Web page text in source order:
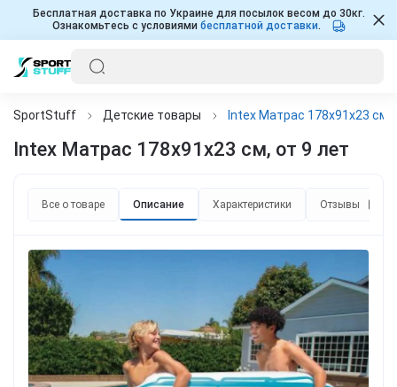
Бесплатная доставка по Украине для посылок весом до 30кг.
Ознакомьтесь с условиями бесплатной доставки.
SportStuff Детские товары Intex Матрас 178x91x23 см,
Intex Матрас 178x91x23 см, от 9 лет
Все о товаре Описание Характеристики Отзывы